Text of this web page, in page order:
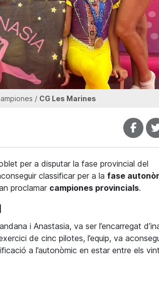
/ CG Les Marines
per a disputar la fase provincial del
classificar per a la fase
proclamar campiones provincials.
i Anastasia, va ser l’encarregat
de cinc pilotes, l’equip, va
a l’autonòmic en estar entre els